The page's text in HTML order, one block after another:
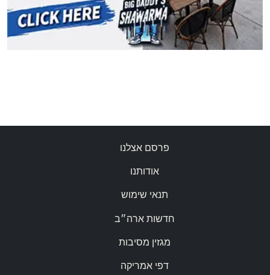
פרסם אצלנו
אודותנו
תנאי שימוש
חדשות ארה״ב
מגזין מסיבות
דפי אמריקה